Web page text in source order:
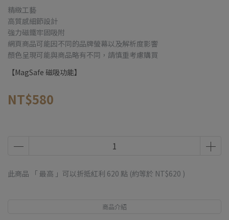
精緻工藝
高質感細節設計
強力磁鐵牢固吸附
網頁商品可能因不同的品牌螢幕以及解析度影響
顏色呈現可能與商品略有不同，請慎重考慮購買
【MagSafe 磁吸功能】
NT$580
此商品 「 最高 」可以折抵紅利 620 點 (約等於 NT$620 )
商品介紹